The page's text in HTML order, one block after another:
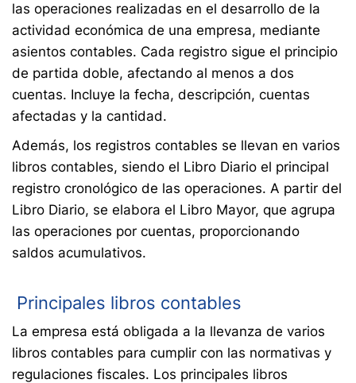
las operaciones realizadas en el desarrollo de la
actividad económica de una empresa, mediante
asientos contables. Cada registro sigue el principio
de partida doble, afectando al menos a dos
cuentas. Incluye la fecha, descripción, cuentas
afectadas y la cantidad.
Además, los registros contables se llevan en varios
libros contables, siendo el Libro Diario el principal
registro cronológico de las operaciones. A partir del
Libro Diario, se elabora el Libro Mayor, que agrupa
las operaciones por cuentas, proporcionando
saldos acumulativos.
Principales libros contables
La empresa está obligada a la llevanza de varios
libros contables para cumplir con las normativas y
regulaciones fiscales. Los principales libros